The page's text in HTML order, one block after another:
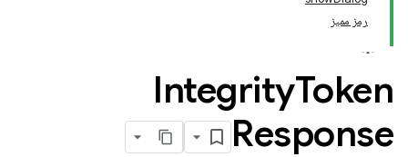
رمز مميز
IntegrityToken
Response